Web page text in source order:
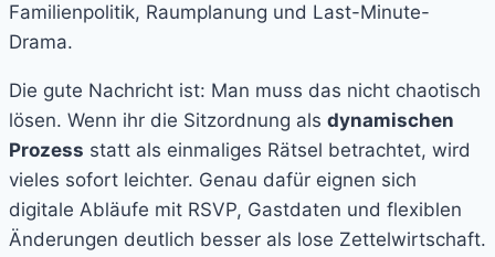
Familienpolitik, Raumplanung und Last-Minute-
Drama.
Die gute Nachricht ist: Man muss das nicht chaotisch
lösen. Wenn ihr die Sitzordnung als dynamischen
Prozess statt als einmaliges Rätsel betrachtet, wird
vieles sofort leichter. Genau dafür eignen sich
digitale Abläufe mit RSVP, Gastdaten und flexiblen
Änderungen deutlich besser als lose Zettelwirtschaft.